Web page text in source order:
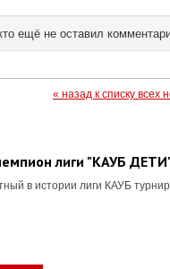
ещё не оставил
« назад к списку всех
лиги "КАУБ
в истории лиги КАУБ